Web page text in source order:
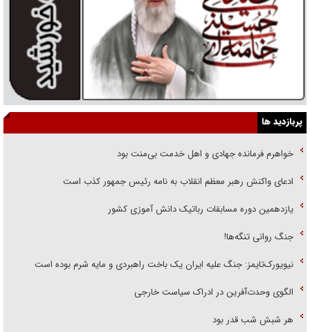
پربازدید ها
خواهرم فرمانده جهادی و اهل خدمت بی‌منت بود
ادعای واکنش رهبر معظم انقلاب به نامه رئیس جمهور کذب است
یازدهمین دوره مسابقات رباتیک دانش آموزی کشور
جنگ روانی تنگه‌ها!
نیویورک‌تایمز: جنگ علیه ایران یک باخت راهبردی و مایه شرم بوده است
الگوی وحدت‌آفرین در ادراک سیاست خارجی
هر شبش شب قدر بود